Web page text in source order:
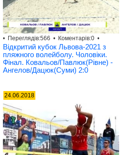
• Переглядів:566 • Коментарів:0 •
Відкритий кубок Львова-2021 з
пляжного волейболу. Чоловіки.
Фінал. Ковальов/Павлюк(Рівне) -
Ангелов/Дацюк(Суми) 2:0
24.06.2018